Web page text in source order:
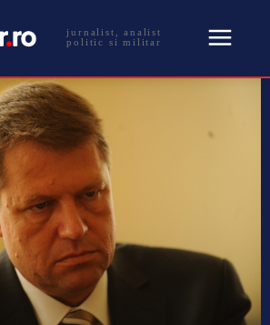
jurnalist, analist
politic si militar